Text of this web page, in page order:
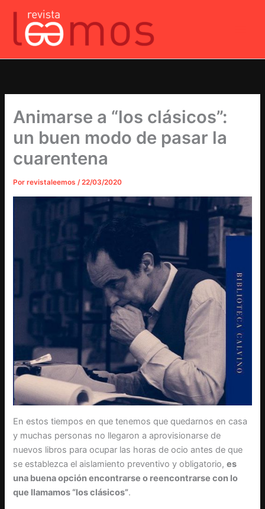
contenido
Animarse a “los clásicos”:
un buen modo de pasar la
cuarentena
Porrevistaleemos/22/03/2020
En estos tiempos en que tenemos que quedarnos en casa
y muchas personas no llegaron a aprovisionarse de
nuevos libros para ocupar las horas de ocio antes de que
se establezca el aislamiento preventivo y obligatorio,es
una buena opción encontrarse o reencontrarse con lo
que llamamos “los clásicos”.